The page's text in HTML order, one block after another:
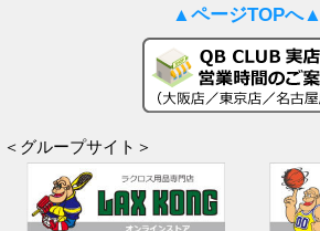
▲ページTOPへ▲
＜グループサイト＞